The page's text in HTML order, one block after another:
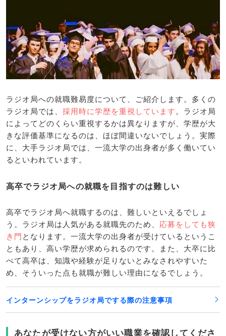
ラジオ局への就職難易度について、ご紹介します。多くの
ラジオ局では、 採用時に学歴を重視しています 。ラジオ局
によってどのくらい重視するかは異なりますが、学歴が大
きな評価基準になるのは、ほぼ間違いないでしょう。実際
に、大手ラジオ局では、一流大学の出身者が多く働いてい
るといわれています。
高卒でラジオ局への就職を目指すのは難しい
高卒でラジオ局へ就職するのは、難しいといえるでしょ
う。ラジオ局は人気がある就職先のため、 応募をしても狭
き門 となります。一流大学の出身者が受けているというこ
ともあり、高い学歴が求められるのです。また、大卒に比
べて高卒は、知識や経験が足りないとみなされやすいた
め、そういった点も就職が難しい理由になるでしょう。
インターンシップをラジオ局でする際の注意事項
あなたが受けない方がいい職業を確認してくださ